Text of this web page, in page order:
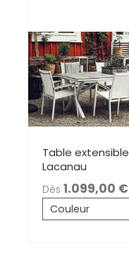
Table extensible
Lacanau
Dès 1.099,00
Couleur